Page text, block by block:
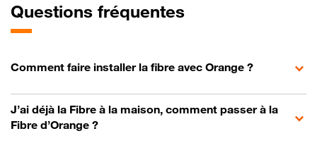
Questions fréquentes
Comment faire installer la fibre avec Orange ?
J’ai déjà la Fibre à la maison, comment passer à la
Fibre d’Orange ?